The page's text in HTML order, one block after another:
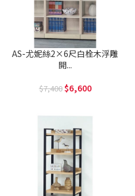
AS-尤妮絲2×6尺白栓木浮雕
開...
7,400 6,600